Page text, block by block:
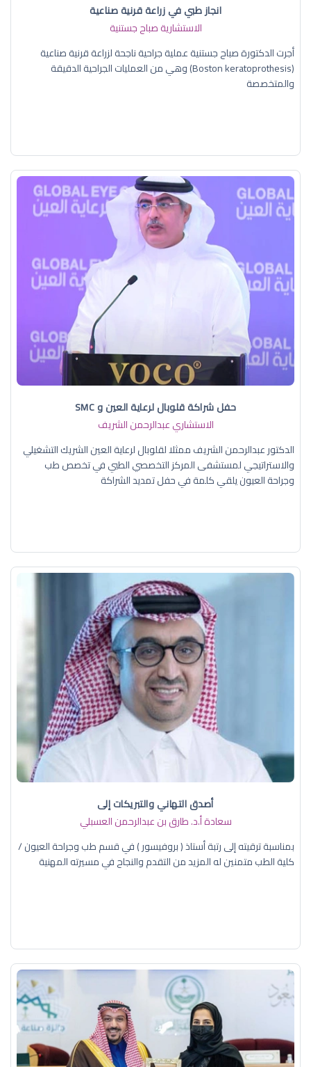
انجاز طبي في زراعة قرنية صناعية
الاستشارية صباح جستنية
أجرت الدكتورة صباح جستنية عملية جراحية ناجحة لزراعة قرنية صناعية
(Boston keratoprothesis) وهي من العمليات الجراحية الدقيقة
والمتخصصة
حفل شراكة قلوبال لرعاية العين و SMC
الاستشاري عبدالرحمن الشريف
الدكتور عبدالرحمن الشريف ممثلا لقلوبال لرعاية العين الشريك التشغيلي
والاستراتيجي لمستشفى المركز التخصصي الطبي في تخصص طب
وجراحة العيون يلقي كلمة في حفل تمديد الشراكة
أصدق التهاني والتبريكات إلى
سعادة أ.د. ​طارق بن عبدالرحمن العسبلي
بمناسبة ترقيته إلى رتبة أستاذ ( بروفيسور ) في قسم طب وجراحة العيون /
كلية الطب متمنين له المزيد من التقدم والنجاح في مسيرته المهنية